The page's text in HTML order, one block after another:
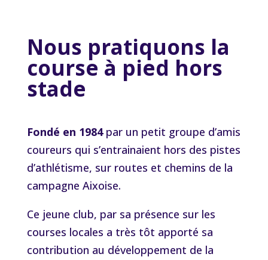
Nous pratiquons la
course à pied hors
stade
Fondé en 1984 par un petit groupe d’amis
coureurs qui s’entrainaient hors des pistes
d’athlétisme, sur routes et chemins de la
campagne Aixoise.
Ce jeune club, par sa présence sur les
courses locales a très tôt apporté sa
contribution au développement de la